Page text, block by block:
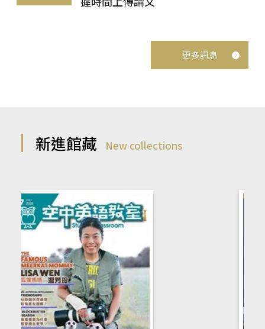
更多訊息
新進館藏 New collections